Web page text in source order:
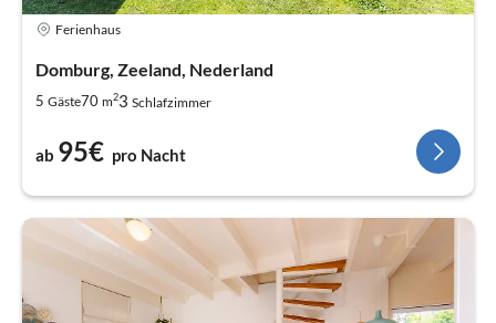
Ferienhaus
Domburg, Zeeland, Nederland
5 Gäste70 m23 Schlafzimmer
ab 95€ pro Nacht